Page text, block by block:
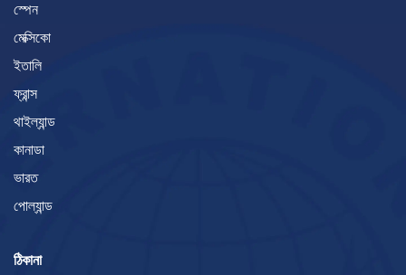
স্পেন
মেক্সিকো
ইতালি
ফ্রান্স
থাইল্যান্ড
কানাডা
ভারত
পোল্যান্ড
ঠিকানা